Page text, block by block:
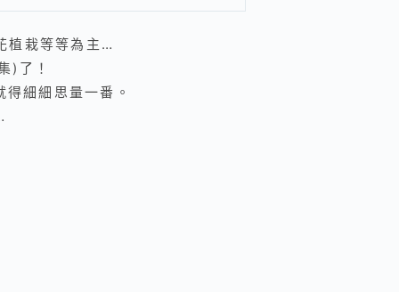
植栽等等為主…
)了！
細細思量一番。